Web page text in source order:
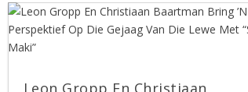
Leon Gropp En Christiaan